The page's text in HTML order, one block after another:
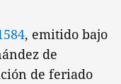
, emitido bajo
de
de feriado